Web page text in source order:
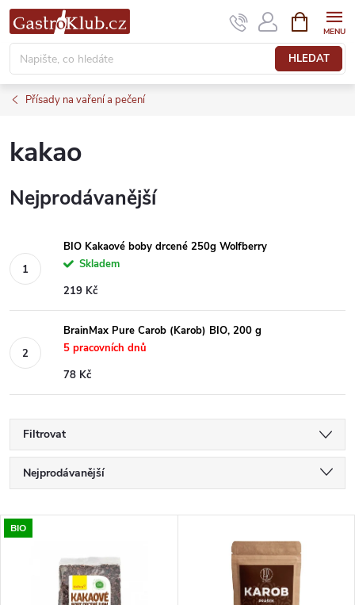
Přejít
na
obsah
HLEDAT
NÁKUPNÍ
KOŠÍK
Přísady na vaření a pečení
kakao
Nejprodávanější
BIO Kakaové boby drcené 250g Wolfberry
Skladem
219 Kč
BrainMax Pure Carob (Karob) BIO, 200 g
5 pracovních dnů
78 Kč
Filtrovat
Ř
a
Nejprodávanější
Nejdražší
Abecedně
V
BIO